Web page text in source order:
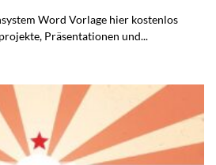
Word Vorlage hier kostenlos
Präsentationen und...